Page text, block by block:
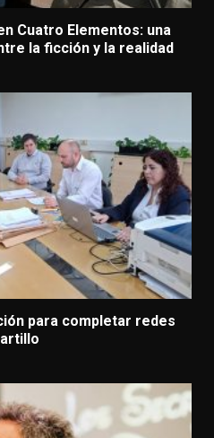
Cuatro Elementos: una
la ficción y la realidad
para completar redes